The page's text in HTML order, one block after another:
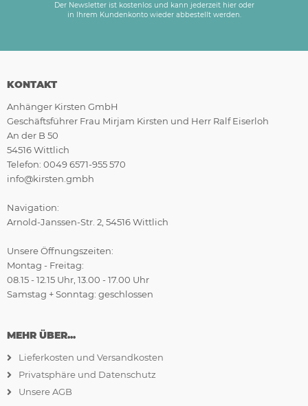
Der Newsletter ist kostenlos und kann jederzeit hier oder
in Ihrem Kundenkonto wieder abbestellt werden.
KONTAKT
Anhänger Kirsten GmbH
Geschäftsführer Frau Mirjam Kirsten und Herr Ralf Eiserloh
An der B 50
54516 Wittlich
Telefon: 0049 6571-955 570
info@kirsten.gmbh
Navigation:
Arnold-Janssen-Str. 2, 54516 Wittlich
Unsere Öffnungszeiten:
Montag - Freitag:
08.15 - 12.15 Uhr, 13.00 - 17.00 Uhr
Samstag + Sonntag: geschlossen
MEHR ÜBER...
Lieferkosten und Versandkosten
Privatsphäre und Datenschutz
Unsere AGB